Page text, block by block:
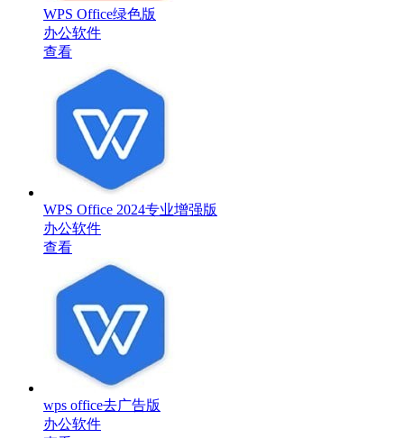
WPS Office绿色版
办公软件
查看
WPS Office 2024专业增强版
办公软件
查看
wps office去广告版
办公软件